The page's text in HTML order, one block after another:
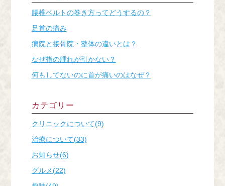
腰椎ベルトの巻き方ってどうするの？
足首の痛み
病院と接骨院・整体の違いとは？
なぜ指の腫れが引かない？
何もしてないのに首が痛いのはなぜ？
カテゴリー
クリニックについて(9)
治療について(33)
お知らせ(6)
グルメ(22)